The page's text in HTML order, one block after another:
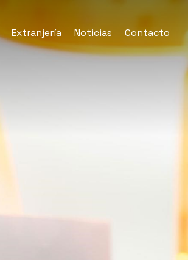
Extranjería Noticias Contacto